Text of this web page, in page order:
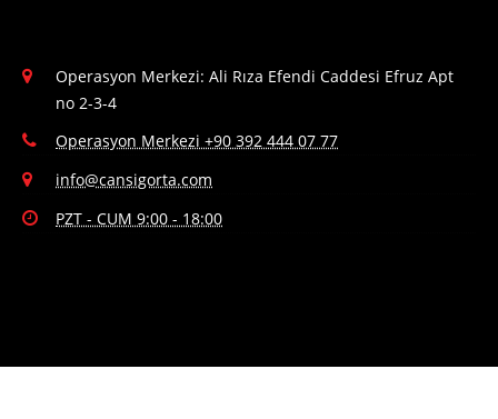
Operasyon Merkezi: Ali Rıza Efendi Caddesi Efruz Apt
no 2-3-4
Operasyon Merkezi +90 392 444 07 77
info@cansigorta.com
PZT - CUM 9:00 - 18:00